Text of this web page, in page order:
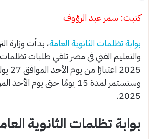
كتبت: سمر عبد الرؤوف
بوابة تظلمات الثانوية العامة، بدأت وزارة
والتعليم الفني في مصر تلقي طلبات تظلمات
2025.
بوابة تظلمات الثانوية